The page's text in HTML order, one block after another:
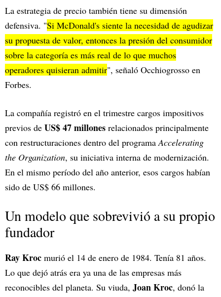
La estrategia de precio también tiene su dimensión
defensiva. "Si McDonald's siente la necesidad de agudizar
su propuesta de valor, entonces la presión del consumidor
sobre la categoría es más real de lo que muchos
operadores quisieran admitir", señaló Occhiogrosso en
Forbes.
La compañía registró en el trimestre cargos impositivos
previos de US$ 47 millones relacionados principalmente
con restructuraciones dentro del programaAccelerating
the Organization, su iniciativa interna de modernización.
En el mismo período del año anterior, esos cargos habían
sido de US$ 66 millones.
Un modelo que sobrevivió a su propio
fundador
Ray Kroc murió el 14 de enero de 1984. Tenía 81 años.
Lo que dejó atrás era ya una de las empresas más
reconocibles del planeta. Su viuda, Joan Kroc, donó la